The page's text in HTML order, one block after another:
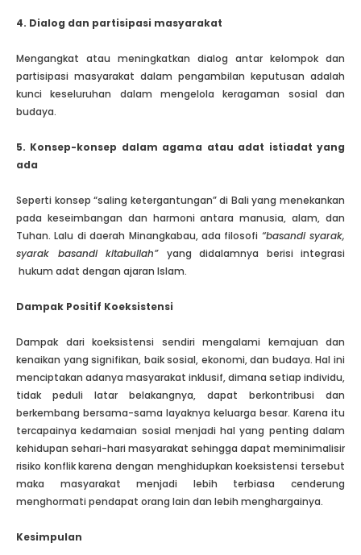
4. Dialog dan partisipasi masyarakat
Mengangkat atau meningkatkan dialog antar kelompok dan
partisipasi masyarakat dalam pengambilan keputusan adalah
kunci keseluruhan dalam mengelola keragaman sosial dan
budaya.
5. Konsep-konsep dalam agama atau adat istiadat yang
ada
Seperti konsep “saling ketergantungan” di Bali yang menekankan
pada keseimbangan dan harmoni antara manusia, alam, dan
Tuhan. Lalu di daerah Minangkabau, ada filosofi “basandi syarak,
syarak basandi kitabullah” yang didalamnya berisi integrasi
hukum adat dengan ajaran Islam.
Dampak Positif Koeksistensi
Dampak dari koeksistensi sendiri mengalami kemajuan dan
kenaikan yang signifikan, baik sosial, ekonomi, dan budaya. Hal ini
menciptakan adanya masyarakat inklusif, dimana setiap individu,
tidak peduli latar belakangnya, dapat berkontribusi dan
berkembang bersama-sama layaknya keluarga besar. Karena itu
tercapainya kedamaian sosial menjadi hal yang penting dalam
kehidupan sehari-hari masyarakat sehingga dapat meminimalisir
risiko konflik karena dengan menghidupkan koeksistensi tersebut
maka masyarakat menjadi lebih terbiasa cenderung
menghormati pendapat orang lain dan lebih menghargainya.
Kesimpulan